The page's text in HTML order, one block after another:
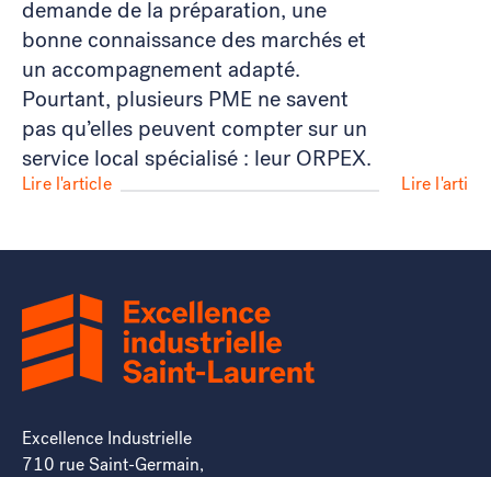
demande de la préparation, une
bonne connaissance des marchés et
un accompagnement adapté.
Pourtant, plusieurs PME ne savent
pas qu’elles peuvent compter sur un
service local spécialisé : leur ORPEX.
Lire l'article Lire l'article
Excellence Industrielle
710 rue Saint-Germain,